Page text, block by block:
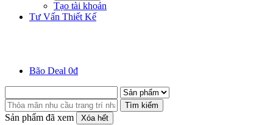
Tạo tài khoản
Tư Vấn Thiết Kế
Bão Deal 0đ
Tìm kiếm
Sản phẩm đã xem Xóa hết